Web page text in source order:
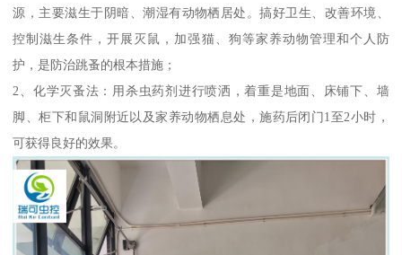
源，主要滋生于阴暗、潮湿有动物栖居处。搞好卫生、改善环境、
控制滋生条件，开展灭鼠，加强猫、狗等家养动物管理和个人防
护，是防治跳蚤的根本措施；
2、化学灭蚤法：用杀虫药剂进行喷洒，着重是地面、床铺下、墙
脚、柜下和鼠洞附近以及家养动物栖息处，施药后闭门1至2小时，
可获得良好的效果。